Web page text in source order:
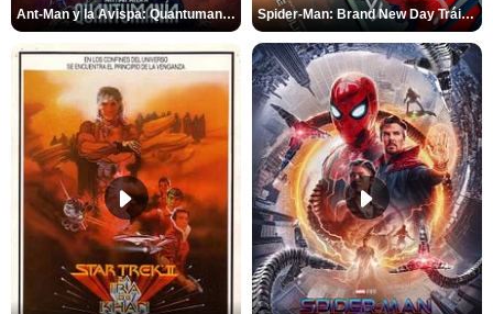
Ant-Man y la Avispa: Quantumanía Tráiler (2) Spider-Man: Brand New Day Tráiler (3)